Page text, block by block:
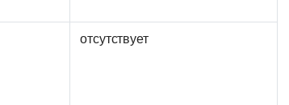
отсутствует